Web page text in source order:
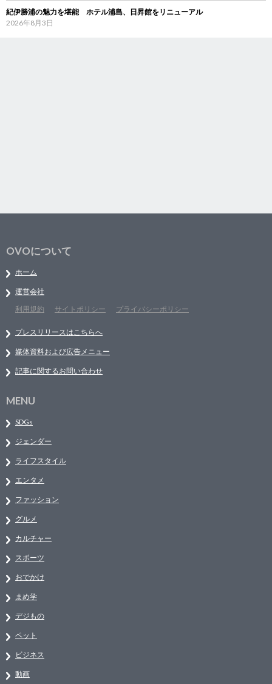
紀伊勝浦の魅力を堪能 ホテル浦島、日昇館をリニューアル
2026年8月3日
OVOについて
ホーム
運営会社
利用規約
サイトポリシー プライバシーポリシー
プレスリリースはこちらへ
媒体資料および広告メニュー
記事に関するお問い合わせ
MENU
SDGs
ジェンダー
ライフスタイル
エンタメ
ファッション
グルメ
カルチャー
スポーツ
おでかけ
まめ学
デジもの
ペット
ビジネス
動画